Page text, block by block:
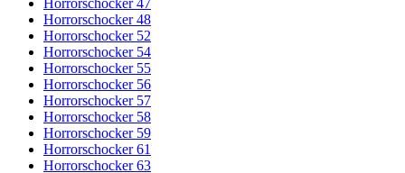
Horrorschocker 47
Horrorschocker 48
Horrorschocker 52
Horrorschocker 54
Horrorschocker 55
Horrorschocker 56
Horrorschocker 57
Horrorschocker 58
Horrorschocker 59
Horrorschocker 61
Horrorschocker 63